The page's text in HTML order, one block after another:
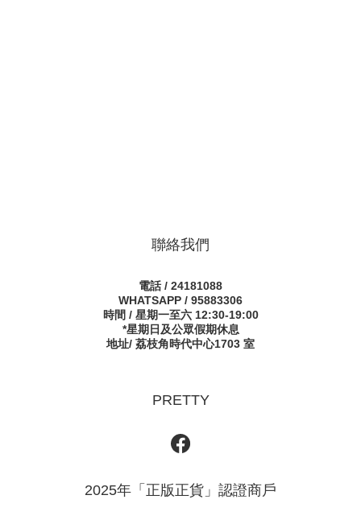
聯絡我們
電話 / 24181088
WHATSAPP / 95883306
時間 / 星期一至六 12:30-19:00
*星期日及公眾假期休息
地址/ 荔枝角時代中心1703 室
PRETTY
2025年「正版正貨」認證商戶